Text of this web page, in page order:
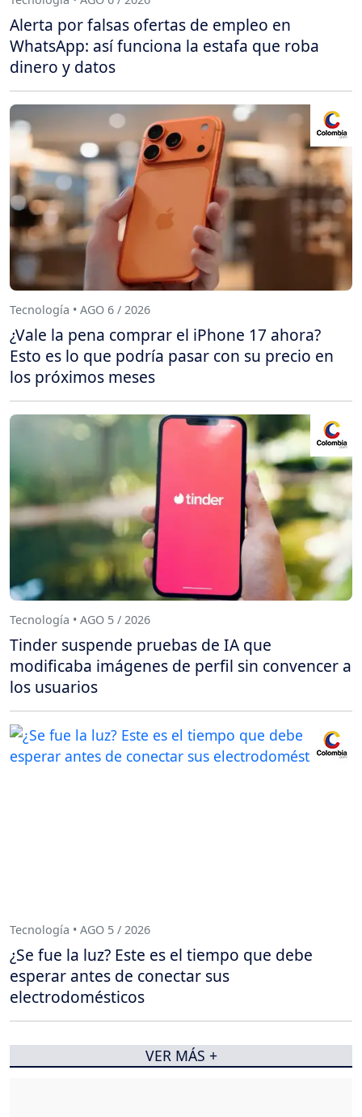
Alerta por falsas ofertas de empleo en
WhatsApp: así funciona la estafa que roba
dinero y datos
Tecnología • AGO 6 / 2026
¿Vale la pena comprar el iPhone 17 ahora?
Esto es lo que podría pasar con su precio en
los próximos meses
Tecnología • AGO 5 / 2026
Tinder suspende pruebas de IA que
modificaba imágenes de perfil sin convencer a
los usuarios
Tecnología • AGO 5 / 2026
¿Se fue la luz? Este es el tiempo que debe
esperar antes de conectar sus
electrodomésticos
VER MÁS +